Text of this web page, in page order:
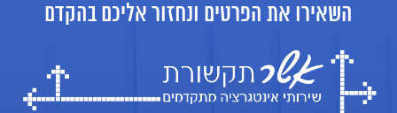
השאירו את הפרטים ונחזור אליכם בהקדם